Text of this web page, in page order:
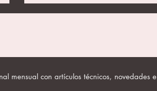
mensual con artículos técnicos, novedades e